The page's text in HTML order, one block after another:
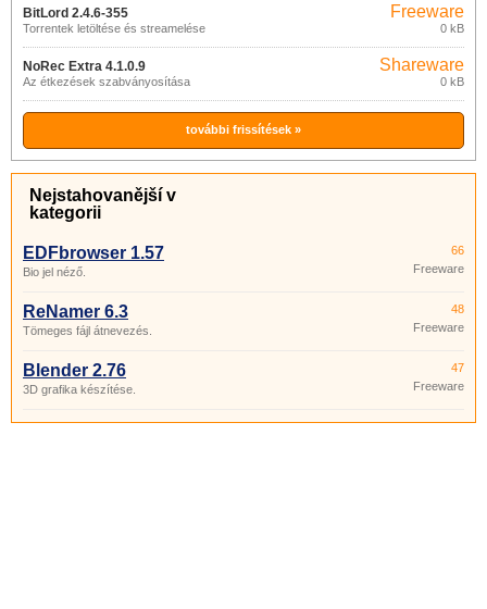
BitLord 2.4.6-355
Torrentek letöltése és streamelése
Freeware
0 kB
NoRec Extra 4.1.0.9
Az étkezések szabványosítása
Shareware
0 kB
további frissítések »
Nejstahovanější v
kategorii
EDFbrowser 1.57
Bio jel néző.
66
Freeware
ReNamer 6.3
Tömeges fájl átnevezés.
48
Freeware
Blender 2.76
3D grafika készítése.
47
Freeware